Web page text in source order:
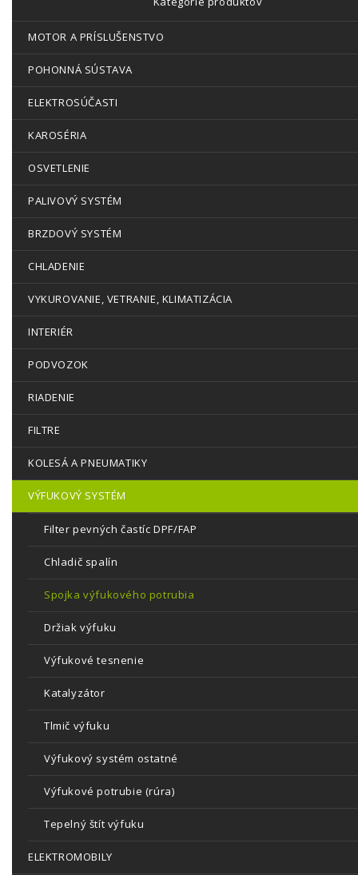
MOTOR A PRÍSLUŠENSTVO
POHONNÁ SÚSTAVA
ELEKTROSÚČASTI
KAROSÉRIA
OSVETLENIE
PALIVOVÝ SYSTÉM
BRZDOVÝ SYSTÉM
CHLADENIE
VYKUROVANIE, VETRANIE, KLIMATIZÁCIA
INTERIÉR
PODVOZOK
RIADENIE
FILTRE
KOLESÁ A PNEUMATIKY
VÝFUKOVÝ SYSTÉM
Filter pevných častíc DPF/FAP
Chladič spalín
Spojka výfukového potrubia
Držiak výfuku
Výfukové tesnenie
Katalyzátor
Tlmič výfuku
Výfukový systém ostatné
Výfukové potrubie (rúra)
Tepelný štít výfuku
ELEKTROMOBILY